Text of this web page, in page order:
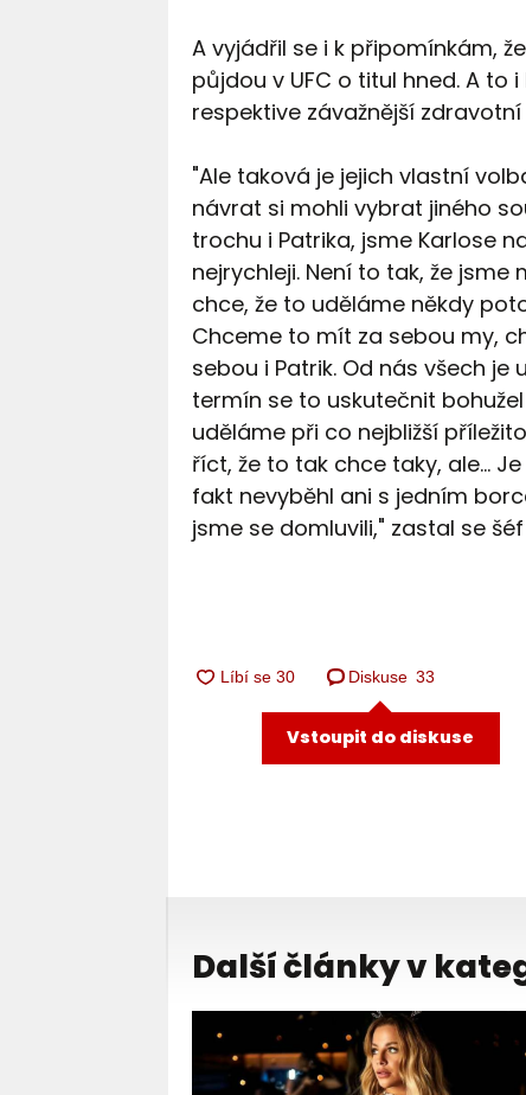
A vyjádřil se i k připomínkám,
půjdou v UFC o titul hned. A to
respektive závažnější
"Ale taková je jejich vlastní
návrat si mohli vybrat jiného
trochu i Patrika, jsme Karlose
nejrychleji. Není to tak, že
chce, že to uděláme někdy
Chceme to mít za sebou my,
sebou i Patrik. Od nás všech
termín se to uskutečnit
uděláme při co nejbližší
říct, že to tak chce taky, ale…
fakt nevyběhl ani s jedním
jsme se domluvili," zastal se
Diskuse 33
Vstoupit do diskuse
Další články v